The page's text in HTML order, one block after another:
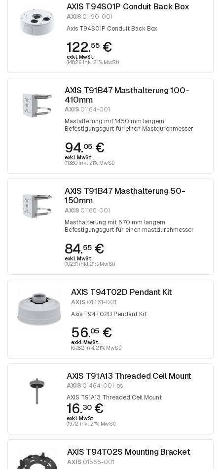
AXIS T94S01P Conduit Back Box
AXIS01190-001
Axis T94S01P Conduit Back Box
122.55 €
exkl. MwSt.
(148.29 inkl. 21% MwSt)
AXIS T91B47 Masthalterung 100-
410mm
AXIS 01164-001
Mastalterung mit 1450 mm langem
Befestigungsgurt für einen Mastdurchmesser
einem Torx 30-Schraubendreher festgezogen
94.05 €
exkl. MwSt.
(113.80 inkl. 21% MwSt)
AXIS T91B47 Masthalterung 50-
150mm
AXIS 01165-001
Masthalterung mit 570 mm langem
Befestigungsgurt für einen mastdurchmesser
einem Torx 30-Schraubendreher festgezogen
84.55 €
exkl. MwSt.
(102.31 inkl. 21% MwSt)
AXIS T94T02D Pendant Kit
AXIS 01461-001
Axis T94T02D Pendant Kit
56.05 €
exkl. MwSt.
(67.82 inkl. 21% MwSt)
AXIS T91A13 Threaded Ceil Mount
AXIS 01464-001-ps
AXIS T91A13 Threaded Ceil Mount
16.30€
exkl. MwSt.
(19.72 inkl. 21% MwSt)
AXIS T94T02S Mounting Bracket
AXIS01566-001